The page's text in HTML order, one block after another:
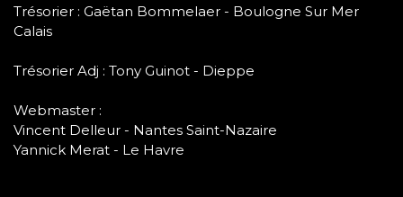
Trésorier : Gaëtan Bommelaer - Boulogne Sur Mer
Calais
Trésorier Adj : Tony Guinot - Dieppe
Webmaster :
Vincent Delleur - Nantes Saint-Nazaire
Yannick Merat - Le Havre